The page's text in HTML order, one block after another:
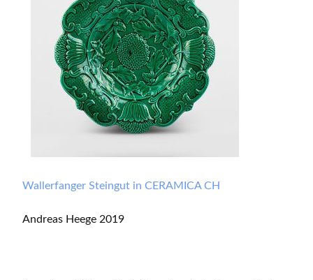
Wallerfanger Steingut in CERAMICA CH
Andreas Heege 2019